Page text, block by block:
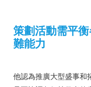
策劃活動需平
難能力
他認為推廣大型盛事和